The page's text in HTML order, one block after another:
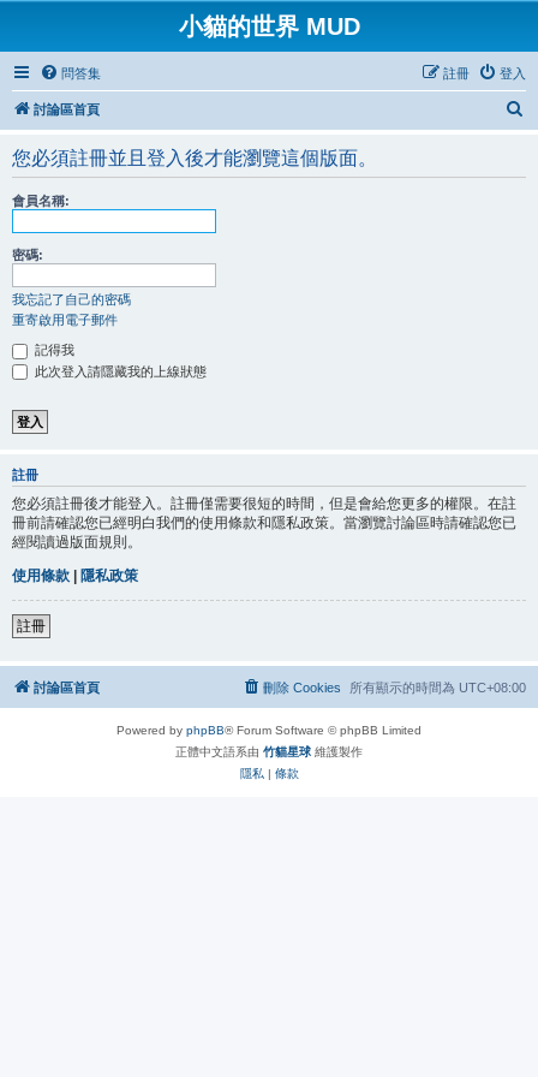
小貓的世界 MUD
問答集 登入
註冊
討論區首頁
您必須註冊並且登入後才能瀏覽這個版面。
會員名稱:
密碼:
我忘記了自己的密碼
重寄啟用電子郵件
記得我
此次登入請隱藏我的上線狀態
註冊
您必須註冊後才能登入。註冊僅需要很短的時間，但是會給您更多的權限。在註
冊前請確認您已經明白我們的使用條款和隱私政策。當瀏覽討論區時請確認您已
經閱讀過版面規則。
使用條款 | 隱私政策
註冊
討論區首頁 所有顯示的時間為 UTC+08:00
刪除 Cookies
Powered by phpBB® Forum Software © phpBB Limited
正體中文語系由 竹貓星球 維護製作
隱私 | 條款